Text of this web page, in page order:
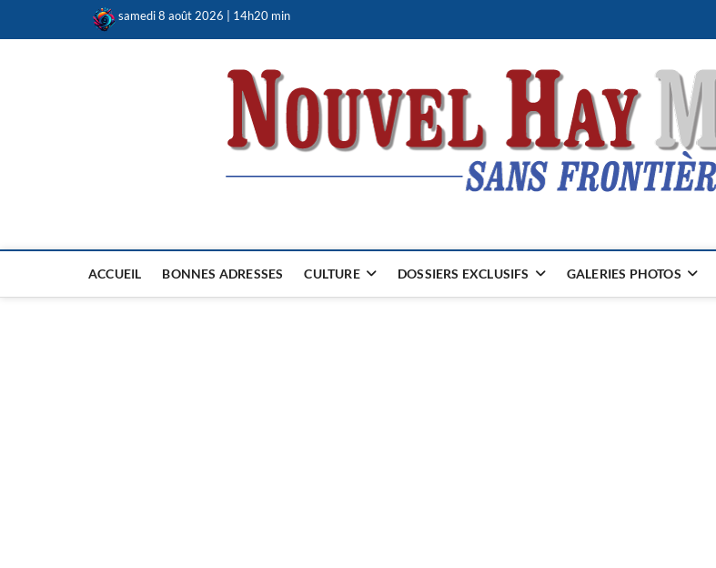
samedi 8 août 2026 | 14h20 min
ACCUEIL BONNES ADRESSES CULTURE DOSSIERS EXCLUSIFS GALERIES PHOTOS